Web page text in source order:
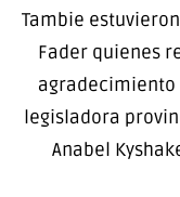
Tambie
Fader quienes
agradecimiento
legisladora
Anabel